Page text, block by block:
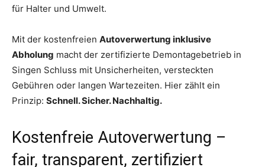
für Halter und Umwelt.
Mit der kostenfreien Autoverwertung inklusive
Abholung macht der zertifizierte Demontagebetrieb in
Singen Schluss mit Unsicherheiten, versteckten
Gebühren oder langen Wartezeiten. Hier zählt ein
Prinzip: Schnell. Sicher. Nachhaltig.
Kostenfreie Autoverwertung –
fair, transparent, zertifiziert